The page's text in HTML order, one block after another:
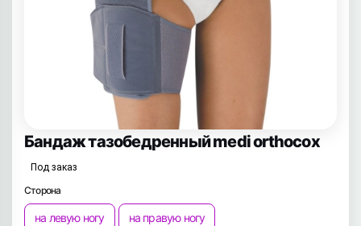
Бандаж тазобедренный medi orthocox
Под заказ
Сторона
на левую ногу на правую ногу